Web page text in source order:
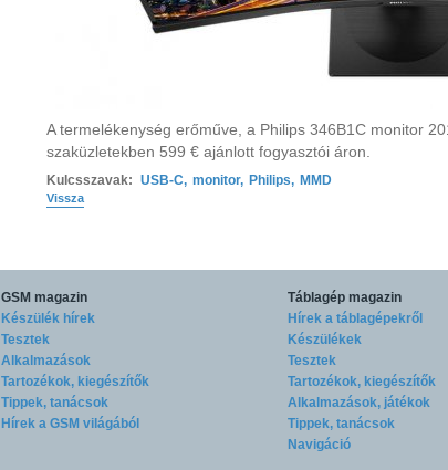
A termelékenység erőműve, a Philips 346B1C monitor
szaküzletekben 599 € ajánlott fogyasztói áron.
Kulcsszavak: USB-C, monitor, Philips, MMD
Vissza
GSM magazin
Készülék hírek
Tesztek
Alkalmazások
Tartozékok, kiegészítők
Tippek, tanácsok
Hírek a GSM világából
Táblagép magazin
Hírek a táblagépekről
Készülékek
Tesztek
Tartozékok, kiegészítők
Alkalmazások, játékok
Tippek, tanácsok
Navigáció